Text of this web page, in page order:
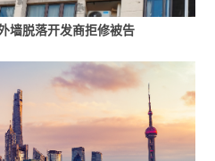
产和保利置业。不过到最
局。去年，中海地产在该板
时楼面价73288元/平方米也
。同时，目前，板块内还有
墙脱落开发商拒修被告